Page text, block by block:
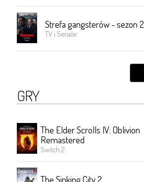
Strefa gangsterów - sezon 2
TV i Seriale
GRY
The Elder Scrolls IV: Oblivion
Remastered
Switch 2
The Sinking City 2